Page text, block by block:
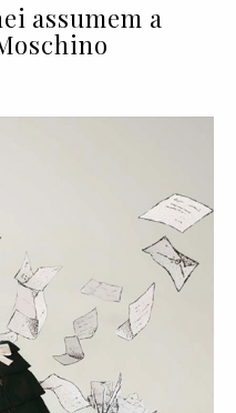
assumem a